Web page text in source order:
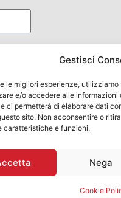
Gestisci
le migliori esperienze,
e/o accedere alle
ci permetterà di elaborare dati
sito. Non acconsentire o
caratteristiche e funzioni.
Nega
Cookie